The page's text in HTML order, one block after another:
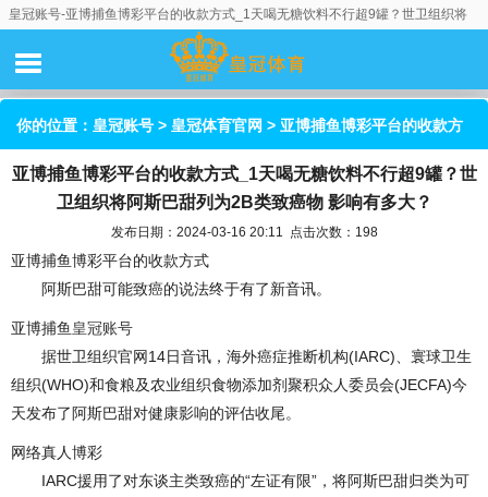
皇冠账号-亚博捕鱼博彩平台的收款方式_1天喝无糖饮料不行超9罐？世卫组织将
阿斯巴甜列为2B类致癌物 影响有多大？
你的位置： 皇冠账号 > 皇冠体育官网 > 亚博捕鱼博彩平台的收款方
式_1天喝无糖饮料不行超9罐？世卫组织将阿斯巴甜列为2B类致癌
物 影响有多大？
亚博捕鱼博彩平台的收款方式_1天喝无糖饮料不行超9罐？世
卫组织将阿斯巴甜列为2B类致癌物 影响有多大？
发布日期：2024-03-16 20:11 点击次数：198
亚博捕鱼博彩平台的收款方式
阿斯巴甜可能致癌的说法终于有了新音讯。
亚博捕鱼皇冠账号
据世卫组织官网14日音讯，海外癌症推断机构(IARC)、寰球卫生
组织(WHO)和食粮及农业组织食物添加剂聚积众人委员会(JECFA)今
天发布了阿斯巴甜对健康影响的评估收尾。
网络真人博彩
IARC援用了对东谈主类致癌的“左证有限”，将阿斯巴甜归类为可